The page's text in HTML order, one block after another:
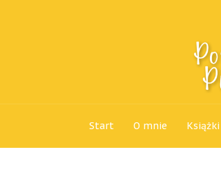
Start O mnie Książki